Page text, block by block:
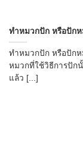
ทำหมวกปัก หรือปัก
ทำหมวกปัก หรือปักห
หมวกที่ใช้วิธีการปัก
แล้ว [...]